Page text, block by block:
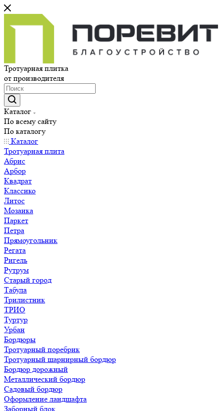
Тротуарная плитка
от производителя
Каталог
По всему сайту
По каталогу
Каталог
Тротуарная плита
Абрис
Арбор
Квадрат
Классико
Литос
Мозаика
Паркет
Петра
Прямоугольник
Регата
Ригель
Рутрум
Старый город
Табула
Трилистник
ТРИО
Туртур
Урбан
Бордюры
Тротуарный поребрик
Тротуарный шарнирный бордюр
Бордюр дорожный
Металлический бордюр
Садовый бордюр
Оформление ландшафта
Заборный блок